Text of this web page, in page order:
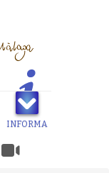
INFORMA